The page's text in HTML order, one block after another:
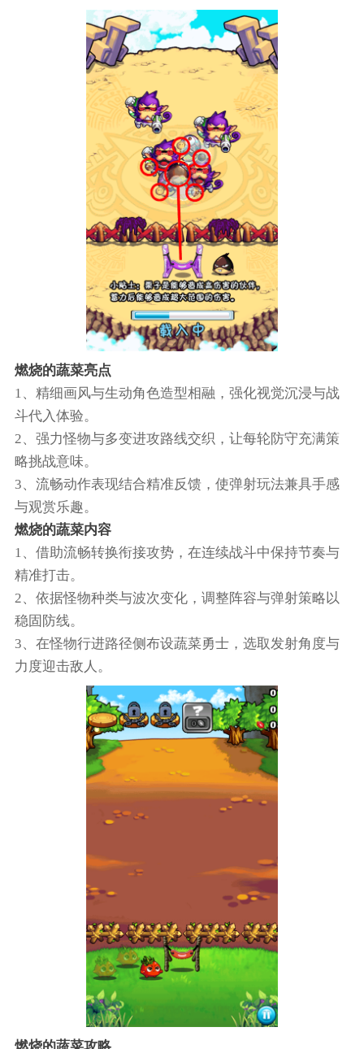
燃烧的蔬菜亮点
1、精细画风与生动角色造型相融，强化视觉沉浸与战
斗代入体验。
2、强力怪物与多变进攻路线交织，让每轮防守充满策
略挑战意味。
3、流畅动作表现结合精准反馈，使弹射玩法兼具手感
与观赏乐趣。
燃烧的蔬菜内容
1、借助流畅转换衔接攻势，在连续战斗中保持节奏与
精准打击。
2、依据怪物种类与波次变化，调整阵容与弹射策略以
稳固防线。
3、在怪物行进路径侧布设蔬菜勇士，选取发射角度与
力度迎击敌人。